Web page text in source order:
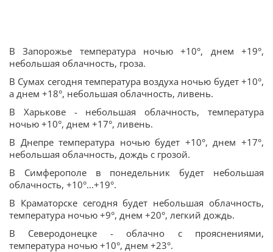
В Запорожье температура ночью +10°, днем +19°,
небольшая облачность, гроза.
В Сумах сегодня температура воздуха ночью будет +10°,
а днем +18°, небольшая облачность, ливень.
В Харькове - небольшая облачность, температура
ночью +10°, днем +17°, ливень.
В Днепре температура ночью будет +10°, днем +17°,
небольшая облачность, дождь с грозой.
В Симферополе в понедельник будет небольшая
облачность, +10°...+19°.
В Краматорске сегодня будет небольшая облачность,
температура ночью +9°, днем +20°, легкий дождь.
В Северодонецке - облачно с прояснениями,
температура ночью +10°, днем +23°.